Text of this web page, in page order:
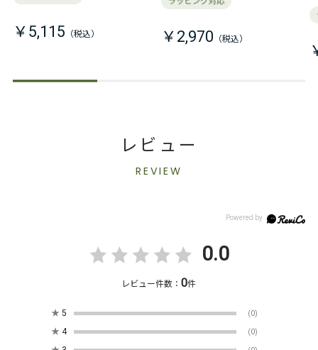
￥5,115 ￥2,970
レビュー
REVIEW
0.0
レビュー件数：0件
★ 5 (0)
★ 4 (0)